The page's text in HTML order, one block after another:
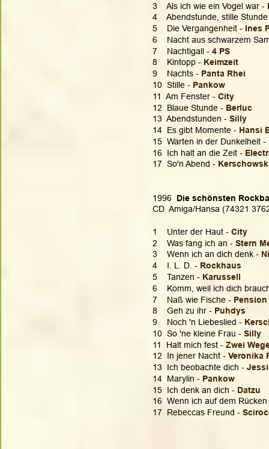
3    Als ich wie ein Vogel war -
4    Abendstunde, stille
5    Die Vergangenheit - Ines
6    Nacht aus schwarzem
7    Nachtigall - 4 PS
8    Kintopp - Keimzeit
9    Nachts - Panta Rhei
10  Stille - Pankow
11  Am Fenster - City
12  Blaue Stunde - Berluc
13  Abendstunden - Silly
14  Es gibt Momente - Hansi
15  Warten in der Dunkelheit -
16  Ich halt an die Zeit -
17  So'n Abend -
1996 Die schönsten
CD  Amiga/Hansa (74321
1    Unter der Haut - City
2    Was fang ich an - Stern
3    Wenn ich an dich denk -
4    I. L. D. - Rockhaus
5    Tanzen - Karussell
6    Komm, weil ich dich
7    Naß wie Fische -
8    Geh zu ihr - Puhdys
9    Noch 'n Liebeslied -
10  So 'ne kleine Frau - Silly
11  Halt mich fest - Zwei
12  In jener Nacht - Veronika
13  Ich beobachte dich -
14  Marylin - Pankow
15  Ich denk an dich - Datzu
16  Wenn ich auf dem
17  Rebeccas Freund -